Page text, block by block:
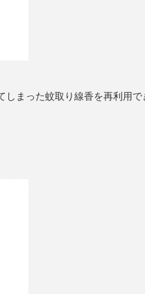
まった蚊取り線香を再利用